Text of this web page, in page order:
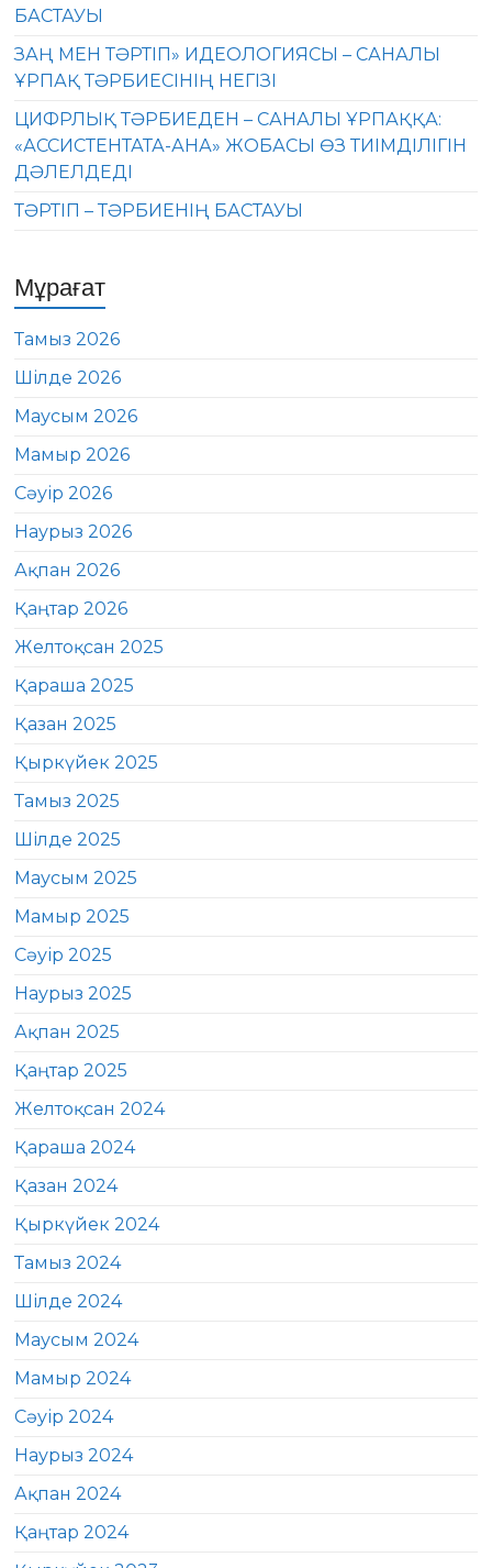
БАСТАУЫ
ЗАҢ МЕН ТӘРТІП» ИДЕОЛОГИЯСЫ – САНАЛЫ
ҰРПАҚ ТӘРБИЕСІНІҢ НЕГІЗІ
ЦИФРЛЫҚ ТӘРБИЕДЕН – САНАЛЫ ҰРПАҚҚА:
«АССИСТЕНТАТА-АНА» ЖОБАСЫ ӨЗ ТИІМДІЛІГІН
ДӘЛЕЛДЕДІ
ТӘРТІП – ТӘРБИЕНІҢ БАСТАУЫ
Мұрағат
Тамыз 2026
Шілде 2026
Маусым 2026
Мамыр 2026
Сәуір 2026
Наурыз 2026
Ақпан 2026
Қаңтар 2026
Желтоқсан 2025
Қараша 2025
Қазан 2025
Қыркүйек 2025
Тамыз 2025
Шілде 2025
Маусым 2025
Мамыр 2025
Сәуір 2025
Наурыз 2025
Ақпан 2025
Қаңтар 2025
Желтоқсан 2024
Қараша 2024
Қазан 2024
Қыркүйек 2024
Тамыз 2024
Шілде 2024
Маусым 2024
Мамыр 2024
Сәуір 2024
Наурыз 2024
Ақпан 2024
Қаңтар 2024